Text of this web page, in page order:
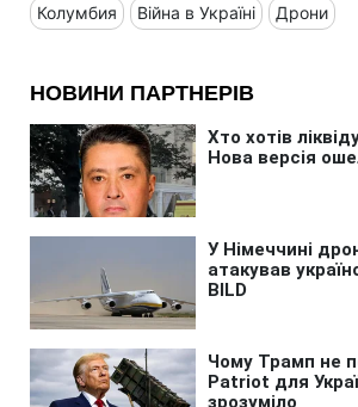
Колумбия Війна в Україні Дрони